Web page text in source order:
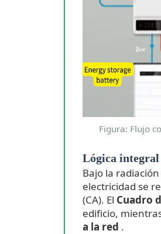
Figura: Flujo
Lógica integral
Bajo la radiación
electricidad se
(CA). El Cuadro
edificio,
a la red .